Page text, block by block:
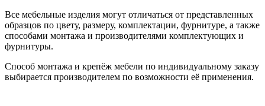
Все мебельные изделия могут отличаться от представленных
образцов по цвету, размеру, комплектации, фурнитуре, а также
способами монтажа и производителями комплектующих и
фурнитуры.
Способ монтажа и крепёж мебели по индивидуальному заказу
выбирается производителем по возможности её применения.